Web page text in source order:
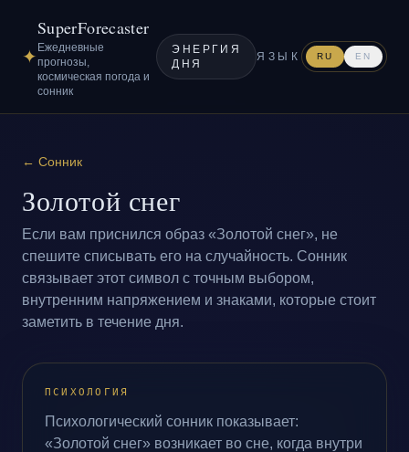
✦
SuperForecaster
Ежедневные
прогнозы,
космическая погода и
сонник
ЭНЕРГИЯ
ДНЯ
ЯЗЫК RU EN
← Сонник
Золотой снег
Если вам приснился образ «Золотой снег», не
спешите списывать его на случайность. Сонник
связывает этот символ с точным выбором,
внутренним напряжением и знаками, которые стоит
заметить в течение дня.
ПСИХОЛОГИЯ
Психологический сонник показывает:
«Золотой снег» возникает во сне, когда внутри